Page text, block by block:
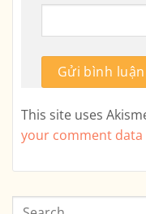
This site uses
your comment data